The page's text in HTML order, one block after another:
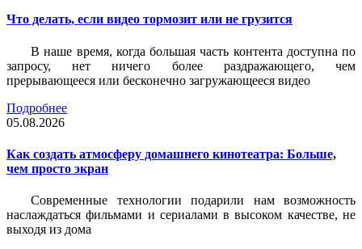
Что делать, если видео тормозит или не грузится
В наше время, когда большая часть контента доступна по
запросу, нет ничего более раздражающего, чем
прерывающееся или бесконечно загружающееся видео
Подробнее
05.08.2026
Как создать атмосферу домашнего кинотеатра: Больше,
чем просто экран
Современные технологии подарили нам возможность
наслаждаться фильмами и сериалами в высоком качестве, не
выходя из дома